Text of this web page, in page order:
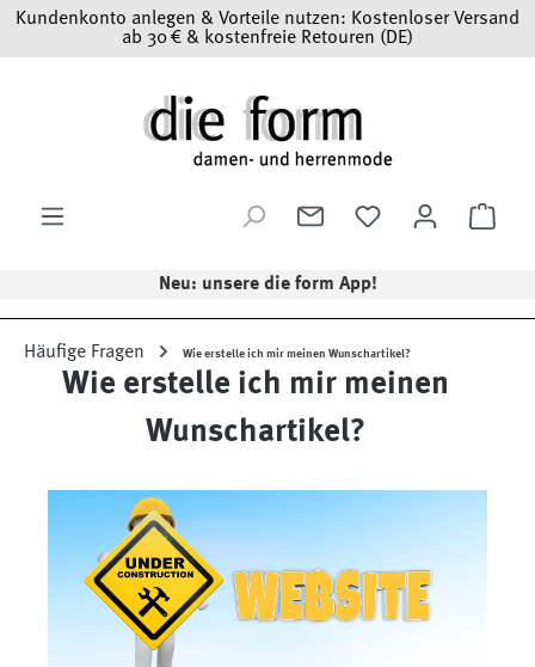
Zum Hauptinhalt springen
Kundenkonto anlegen & Vorteile nutzen: Kostenloser Versand
ab 30 € & kostenfreie Retouren (DE)
Neu: unsere die form App!
Häufige Fragen Wie erstelle ich mir meinen Wunschartikel?
Wie erstelle ich mir meinen
Wunschartikel?